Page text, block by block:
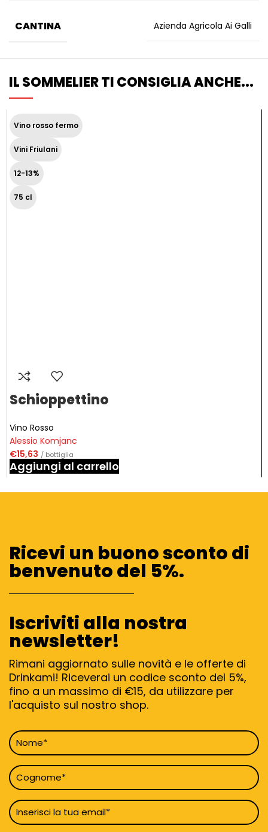
CANTINA Azienda Agricola Ai Galli
IL SOMMELIER TI CONSIGLIA ANCHE...
Vino rosso fermo
Vini Friulani
12-13%
75 cl
Schioppettino
Vino Rosso
Alessio Komjanc
€15,63 / bottiglia
Aggiungi al carrello
Ricevi un buono sconto di
benvenuto del 5%.
Iscriviti alla nostra
newsletter!
Rimani aggiornato sulle novità e le offerte di
Drinkami! Riceverai un codice sconto del 5%,
fino a un massimo di €15, da utilizzare per
l'acquisto sul nostro shop.
Nome
*
Cognome
*
Email
*